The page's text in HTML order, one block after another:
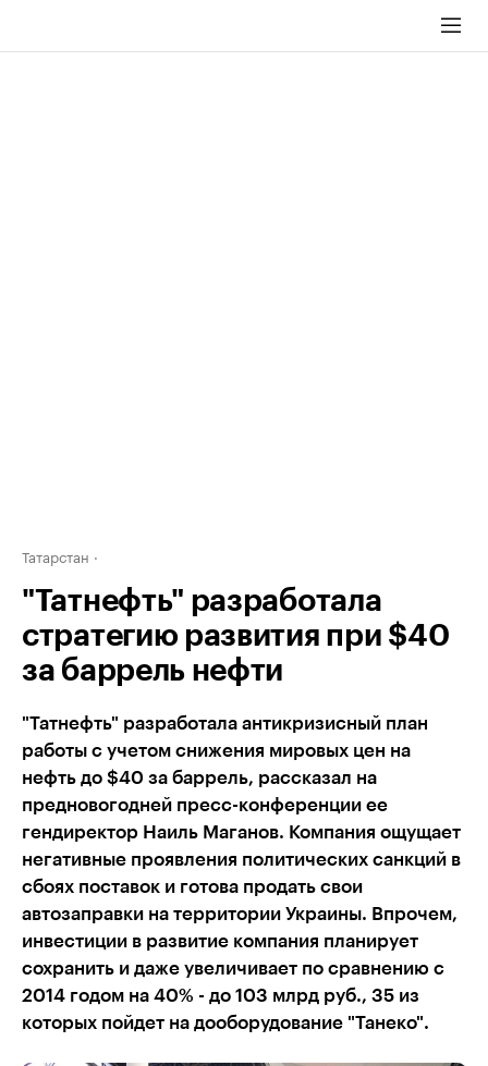
Татарстан
"Татнефть" разработала
стратегию развития при $40
за баррель нефти
"Татнефть" разработала антикризисный план
работы с учетом снижения мировых цен на
нефть до $40 за баррель, рассказал на
предновогодней пресс-конференции ее
гендиректор Наиль Маганов. Компания ощущает
негативные проявления политических санкций в
сбоях поставок и готова продать свои
автозаправки на территории Украины. Впрочем,
инвестиции в развитие компания планирует
сохранить и даже увеличивает по сравнению с
2014 годом на 40% - до 103 млрд руб., 35 из
которых пойдет на дооборудование "Танеко".